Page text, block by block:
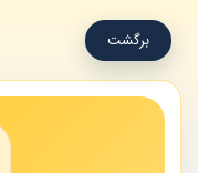
برگشت